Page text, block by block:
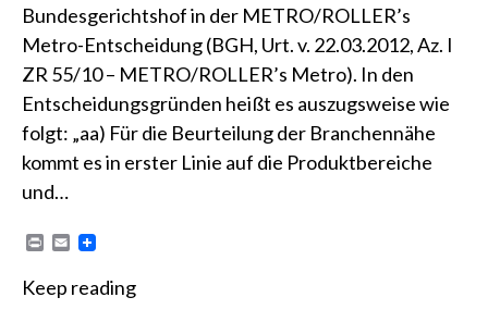
Bundesgerichtshof in der METRO/ROLLER’s
Metro-Entscheidung (BGH, Urt. v. 22.03.2012, Az. I
ZR 55/10 – METRO/ROLLER’s Metro). In den
Entscheidungsgründen heißt es auszugsweise wie
folgt: „aa) Für die Beurteilung der Branchennähe
kommt es in erster Linie auf die Produktbereiche
und…
P
n
E
i
Keep reading